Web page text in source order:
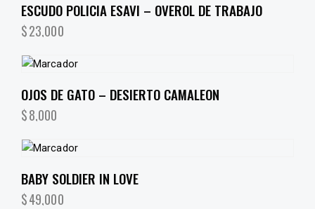
ESCUDO POLICIA ESAVI – OVEROL DE TRABAJO
$23,000
OJOS DE GATO – DESIERTO CAMALEON
$8,000
BABY SOLDIER IN LOVE
$49,000